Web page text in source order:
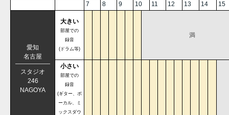
7 8 9 10 11 12 13 14 15
愛知
名古屋
スタジオ
246
NAGOYA
大きい
部屋での
録音
(ドラム等)
満
小さい
部屋での
録音
(ギター、ボ
ーカル、ミ
ックスダウ